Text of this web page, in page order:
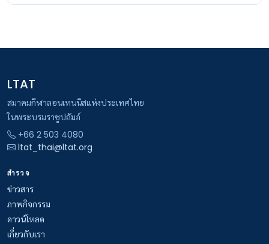
LTAT
สมาคมกีฬาลอนเทนนิสแห่งประเทศไทย
ในพระบรมราชูปถัมภ์
+66 2 503 4080
ltat_thai@ltat.org
สำรวจ
ข่าวสาร
ภาพกิจกรรม
ดาวน์โหลด
เกี่ยวกับเรา